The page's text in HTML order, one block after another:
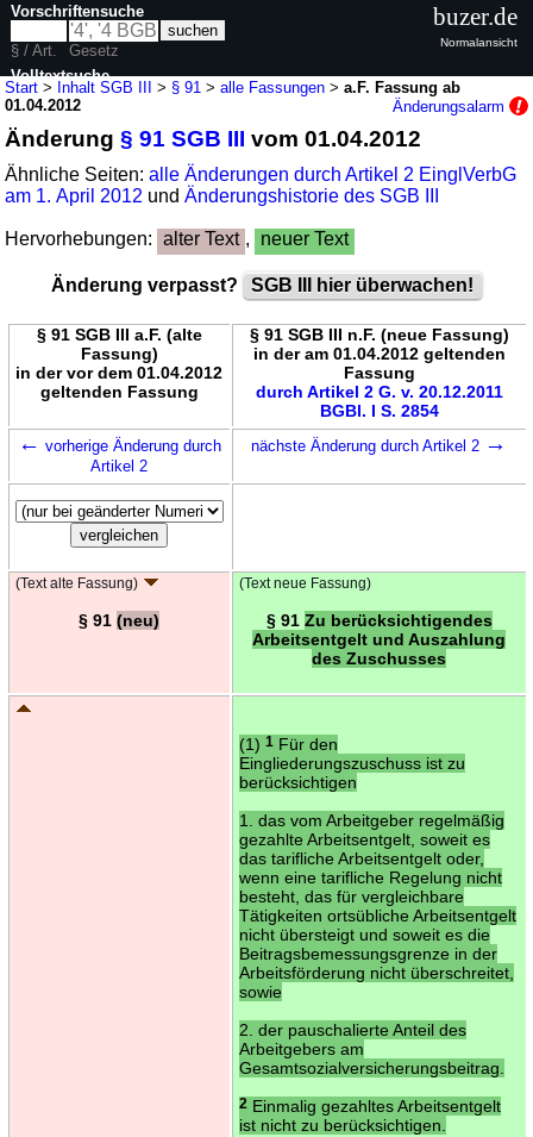
Start > Inhalt SGB III > § 91 >alle Fassungen >a.F. Fassung ab
01.04.2012
Änderungsalarm
Änderung§ 91 SGB III vom 01.04.2012
Ähnliche Seiten:alle Änderungen durch Artikel 2 EinglVerbG
am 1. April 2012 undÄnderungshistorie des SGB III
Hervorhebungen: alter Text , neuer Text
Änderung verpasst? SGB III hier überwachen!
§ 91 SGB III a.F. (alte
Fassung)
in der vor dem 01.04.2012
geltenden Fassung
§ 91 SGB III n.F. (neue Fassung)
in der am 01.04.2012 geltenden
Fassung
durch Artikel 2 G. v. 20.12.2011
BGBl. I S. 2854
← vorherige Änderung durch
Artikel 2
nächste Änderung durch Artikel 2 →
(Text alte Fassung)
§ 91 (neu)
(Text neue Fassung)
§ 91 Zu berücksichtigendes
Arbeitsentgelt und Auszahlung
des Zuschusses
(1) 1Für den
Eingliederungszuschuss ist zu
berücksichtigen
1. das vom Arbeitgeber regelmäßig
gezahlte Arbeitsentgelt, soweit es
das tarifliche Arbeitsentgelt oder,
wenn eine tarifliche Regelung nicht
besteht, das für vergleichbare
Tätigkeiten ortsübliche Arbeitsentgelt
nicht übersteigt und soweit es die
Beitragsbemessungsgrenze in der
Arbeitsförderung nicht überschreitet,
sowie
2. der pauschalierte Anteil des
Arbeitgebers am
Gesamtsozialversicherungsbeitrag.
2Einmalig gezahltes Arbeitsentgelt
ist nicht zu berücksichtigen.
Vorschriftensuche
§ / Art.
Gesetz
Volltextsuche
buzer.de
Normalansicht